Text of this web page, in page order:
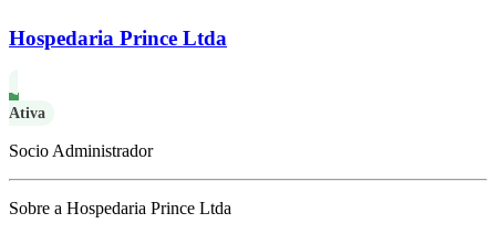
Hospedaria Prince Ltda
Ativa
Socio Administrador
Sobre a Hospedaria Prince Ltda